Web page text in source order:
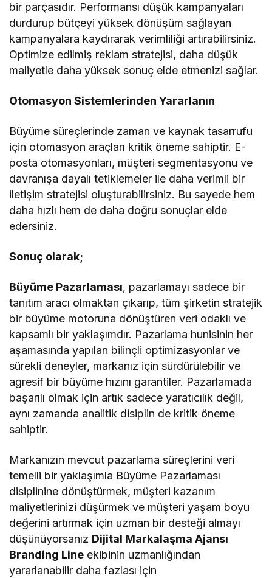
bir parçasıdır. Performansı düşük kampanyaları
durdurup bütçeyi yüksek dönüşüm sağlayan
kampanyalara kaydırarak verimliliği artırabilirsiniz.
Optimize edilmiş reklam stratejisi, daha düşük
maliyetle daha yüksek sonuç elde etmenizi sağlar.
Otomasyon Sistemlerinden Yararlanın
Büyüme süreçlerinde zaman ve kaynak tasarrufu
için otomasyon araçları kritik öneme sahiptir. E-
posta otomasyonları, müşteri segmentasyonu ve
davranışa dayalı tetiklemeler ile daha verimli bir
iletişim stratejisi oluşturabilirsiniz. Bu sayede hem
daha hızlı hem de daha doğru sonuçlar elde
edersiniz.
Sonuç olarak;
Büyüme Pazarlaması, pazarlamayı sadece bir
tanıtım aracı olmaktan çıkarıp, tüm şirketin stratejik
bir büyüme motoruna dönüştüren veri odaklı ve
kapsamlı bir yaklaşımdır. Pazarlama hunisinin her
aşamasında yapılan bilinçli optimizasyonlar ve
sürekli deneyler, markanız için sürdürülebilir ve
agresif bir büyüme hızını garantiler. Pazarlamada
başarılı olmak için artık sadece yaratıcılık değil,
aynı zamanda analitik disiplin de kritik öneme
sahiptir.
Markanızın mevcut pazarlama süreçlerini veri
temelli bir yaklaşımla Büyüme Pazarlaması
disiplinine dönüştürmek, müşteri kazanım
maliyetlerinizi düşürmek ve müşteri yaşam boyu
değerini artırmak için uzman bir desteği almayı
düşünüyorsanız Dijital Markalaşma Ajansı
Branding Line ekibinin uzmanlığından
yararlanabilir daha fazlası için